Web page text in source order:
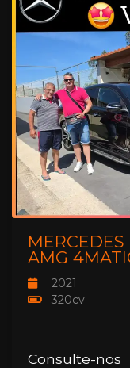
AMG
2021
320cv
Consulte-nos